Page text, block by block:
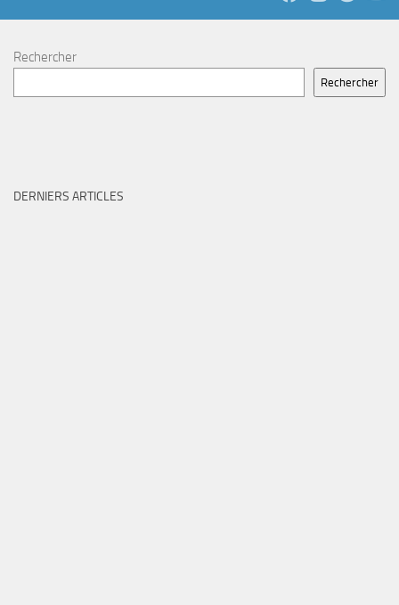
Rechercher
Rechercher
DERNIERS ARTICLES